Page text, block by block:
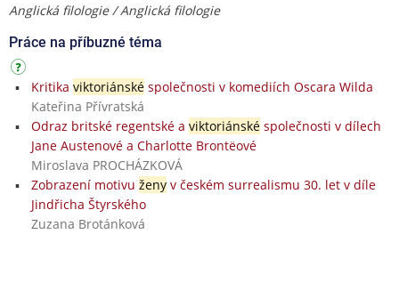
Anglická filologie / Anglická filologie
Práce na příbuzné téma
Kritika viktoriánskéspolečnosti v komediích Oscara Wilda
Kateřina Přívratská
Odraz britské regentské a viktoriánskéspolečnosti v dílech
Jane Austenové a Charlotte Brontëové
Miroslava PROCHÁZKOVÁ
Zobrazení motivu ženyv českém surrealismu 30. let v díle
Jindřicha Štyrského
Zuzana Brotánková